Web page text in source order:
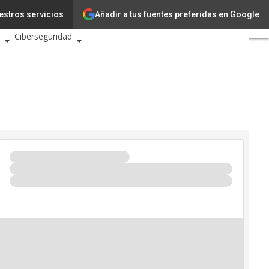
Añadir a tus fuentes preferidas en Google
servicios
Ciencia
Ciberseguridad